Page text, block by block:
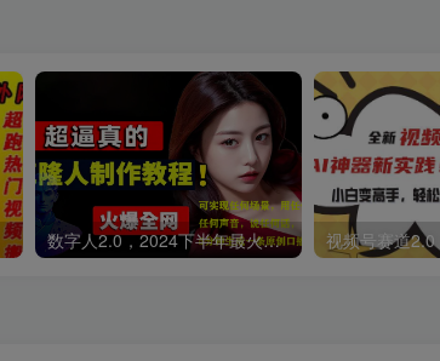
数字人2.0，2024下半年最火项目，无限免费生成视频，可实现任何场景，用任何形象，任何声音，说任何话，5分钟生成一条原创口播视频。